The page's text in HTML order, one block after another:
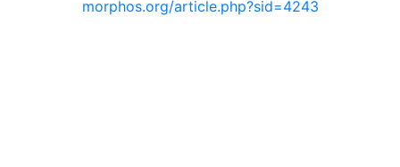
morphos.org/article.php?sid=4243